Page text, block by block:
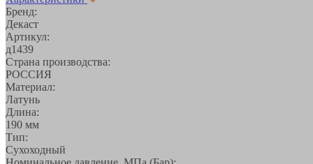
Бренд:
Декаст
Артикул:
д1439
Страна производства:
РОССИЯ
Материал:
Латунь
Длина:
190 мм
Тип:
Сухоходный